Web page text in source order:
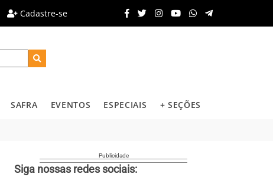
Cadastre-se
SAFRA EVENTOS ESPECIAIS + SEÇÕES
Siga nossas redes sociais: